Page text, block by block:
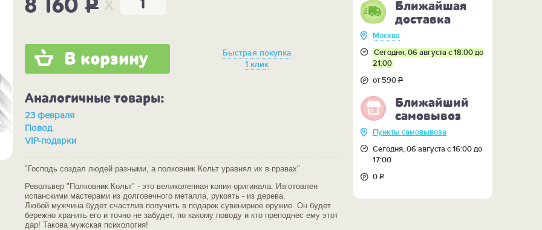
8 160P
В корзину
Быстрая покупка
1 клик
Аналогичные товары:
23 февраля
Повод
VIP-подарки
"Господь создал людей разными, а полковник Кольт уравнял их в правах"
Револьвер "Полковник Кольт" - это великолепная копия оригинала. Изготовлен
испанскими мастерами из долговечного металла, рукоять - из дерева.
Любой мужчина будет счастлив получить в подарок сувенирное оружие. Он будет
бережно хранить его и точно не забудет, по какому поводу и кто преподнес ему этот
дар! Такова мужская психология!
Ближайшая
доставка
Москва
Сегодня, 06 августа с 18:00 до
21:00
от 590Р
Ближайший
самовывоз
Пункты самовывоза
Сегодня, 06 августа с 16:00 до
17:00
0Р